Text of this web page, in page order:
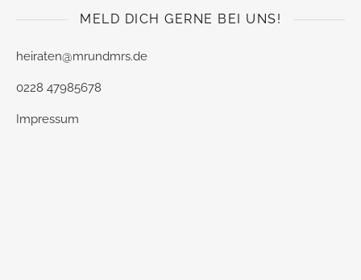
MELD DICH GERNE BEI UNS!
heiraten@mrundmrs.de
0228 47985678
Impressum